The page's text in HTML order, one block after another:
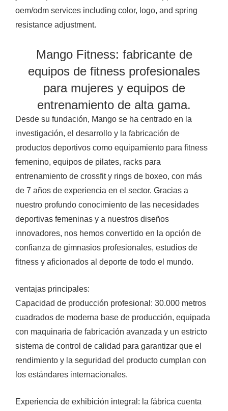
oem/odm services including color, logo, and spring
resistance adjustment.
Mango Fitness: fabricante de
equipos de fitness profesionales
para mujeres y equipos de
entrenamiento de alta gama.
Desde su fundación, Mango se ha centrado en la
investigación, el desarrollo y la fabricación de
productos deportivos como equipamiento para fitness
femenino, equipos de pilates, racks para
entrenamiento de crossfit y rings de boxeo, con más
de 7 años de experiencia en el sector. Gracias a
nuestro profundo conocimiento de las necesidades
deportivas femeninas y a nuestros diseños
innovadores, nos hemos convertido en la opción de
confianza de gimnasios profesionales, estudios de
fitness y aficionados al deporte de todo el mundo.
ventajas principales:
Capacidad de producción profesional: 30.000 metros
cuadrados de moderna base de producción, equipada
con maquinaria de fabricación avanzada y un estricto
sistema de control de calidad para garantizar que el
rendimiento y la seguridad del producto cumplan con
los estándares internacionales.
Experiencia de exhibición integral: la fábrica cuenta